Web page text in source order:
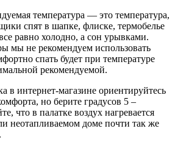
температура — это температура,
спят в шапке, флиске, термобелье
равно холодно, а сон урывками.
мы не рекомендуем использовать
спать будет при температуре
рекомендуемой.
в интернет-магазине ориентируйтесь
но берите градусов 5 –
что в палатке воздух нагревается
неотапливаемом доме почти так же